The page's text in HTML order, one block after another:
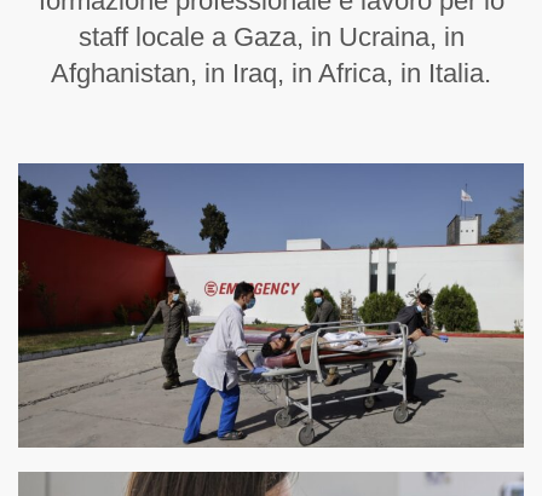
un’apposita sezione del Bilancio Sociale
2021
uso dei fondi 2018
uso dei fondi 2016
uso dei fondi 2015
uso dei fondi 2014
uso dei fondi 2013
uso dei fondi 2012
staff locale a Gaza, in Ucraina, in
Afghanistan, in Iraq, in Africa, in Italia.